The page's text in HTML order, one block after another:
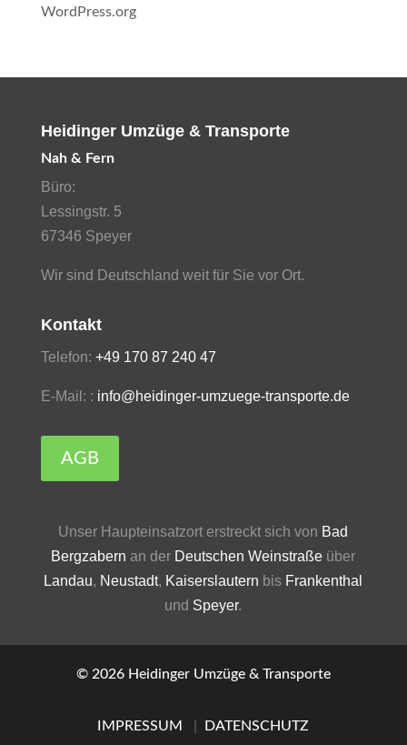
WordPress.org
Heidinger Umzüge & Transporte
Nah & Fern
Büro:
Lessingstr. 5
67346 Speyer
Wir sind Deutschland weit für Sie vor Ort.
Kontakt
Telefon: +49 170 87 240 47
E-Mail: : info@heidinger-umzuege-transporte.de
AGB
Unser Haupteinsatzort erstreckt sich von Bad
Bergzabern an der Deutschen Weinstraße über
Landau, Neustadt, Kaiserslautern bis Frankenthal
und Speyer.
© 2026 Heidinger Umzüge & Transporte
IMPRESSUM DATENSCHUTZ